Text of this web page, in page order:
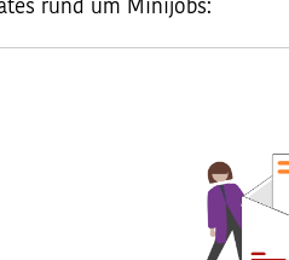
im
rund um Minijobs: